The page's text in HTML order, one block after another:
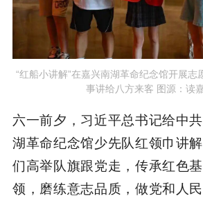
“红船小讲解”在嘉兴南湖革命纪念馆开展志
事讲给八方来客 图源：读
六一前夕，习近平总书记给中
湖革命纪念馆少先队红领巾讲
们高举队旗跟党走，传承红色
领，磨练意志品质，做党和人